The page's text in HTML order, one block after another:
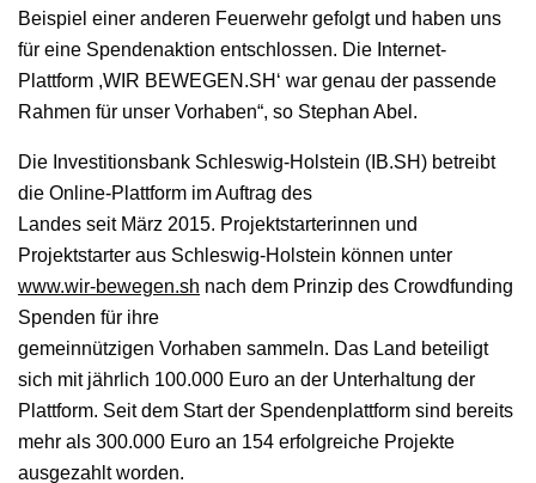
Beispiel einer anderen Feuerwehr gefolgt und haben uns
für eine Spendenaktion entschlossen. Die Internet-
Plattform ,WIR BEWEGEN.SH‘ war genau der passende
Rahmen für unser Vorhaben“, so Stephan Abel.
Die Investitionsbank Schleswig-Holstein (IB.SH) betreibt
die Online-Plattform im Auftrag des
Landes seit März 2015. Projektstarterinnen und
Projektstarter aus Schleswig-Holstein können unter
www.wir-bewegen.sh nach dem Prinzip des Crowdfunding
Spenden für ihre
gemeinnützigen Vorhaben sammeln. Das Land beteiligt
sich mit jährlich 100.000 Euro an der Unterhaltung der
Plattform. Seit dem Start der Spendenplattform sind bereits
mehr als 300.000 Euro an 154 erfolgreiche Projekte
ausgezahlt worden.